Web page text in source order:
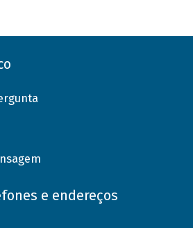
e endereços